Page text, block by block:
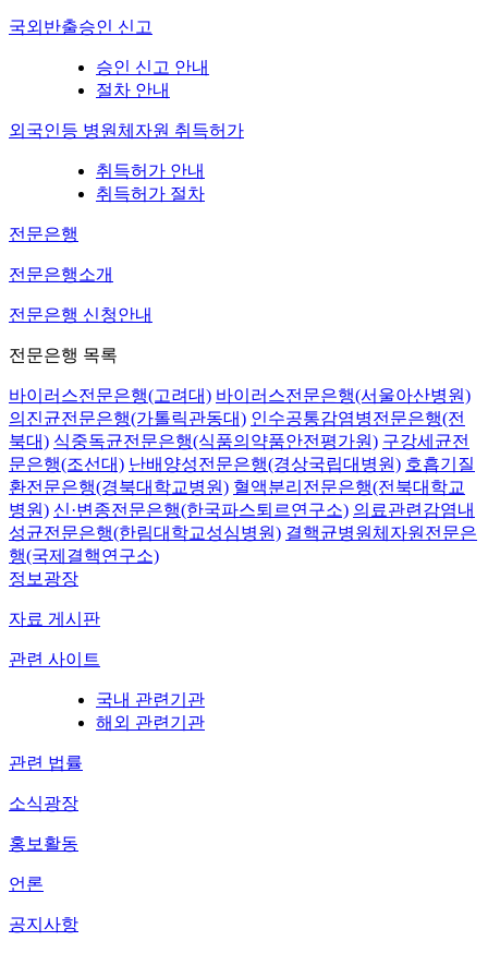
국외반출승인 신고
승인 신고 안내
절차 안내
외국인등 병원체자원 취득허가
취득허가 안내
취득허가 절차
전문은행
전문은행소개
전문은행 신청안내
전문은행 목록
바이러스전문은행(고려대) 바이러스전문은행(서울아산병원)
의진균전문은행(가톨릭관동대) 인수공통감염병전문은행(전
북대) 식중독균전문은행(식품의약품안전평가원) 구강세균전
문은행(조선대) 난배양성전문은행(경상국립대병원) 호흡기질
환전문은행(경북대학교병원) 혈액분리전문은행(전북대학교
병원) 신·변종전문은행(한국파스퇴르연구소) 의료관련감염내
성균전문은행(한림대학교성심병원) 결핵균병원체자원전문은
행(국제결핵연구소)
정보광장
자료 게시판
관련 사이트
국내 관련기관
해외 관련기관
관련 법률
소식광장
홍보활동
언론
공지사항